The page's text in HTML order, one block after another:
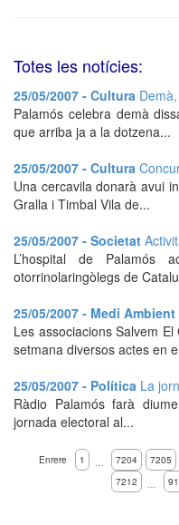
Totes les notícies:
25/05/2007 - Cultura
Palamós celebra demà
que arriba ja a la dotzena...
25/05/2007 - Cultura
Una cercavila donarà avui
Gralla i Timbal Vila de...
25/05/2007 - Societat
L’hospital de Palamós
otorrinolaringòlegs de
25/05/2007 - Medi Ambient
Les associacions Salvem
setmana diversos actes en
25/05/2007 - Política La
Ràdio Palamós farà
jornada electoral al...
Enrere 1 … 7204 7205
7212
…